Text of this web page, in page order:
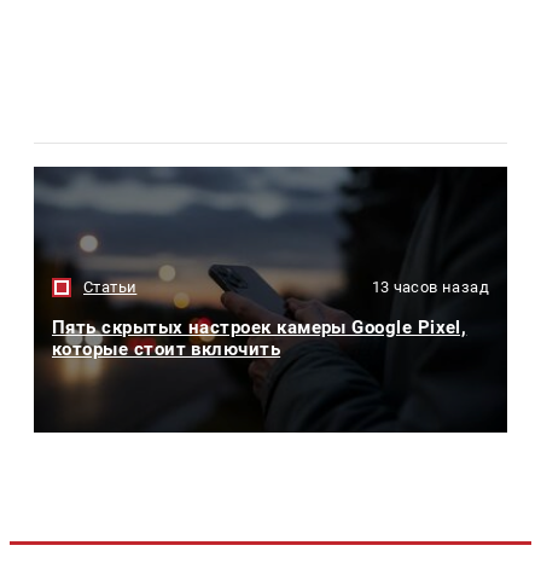
Статьи 13 часов назад
Пять скрытых настроек камеры Google Pixel,
которые стоит включить